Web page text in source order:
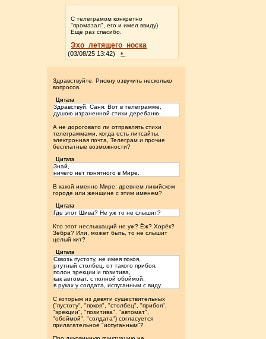
С телеграмом конкретно
"промазал", его и имел ввиду)
Ещё раз спасибо.
Эхо_летящего_носка
(03/08/25 13:42) •
Здравствуйте. Рискну озвучить несколько
вопросов.
Цитата
Здравствуй, Саня. Вот в телеграмме,
душою израненной стихи деребаню.
А не дороговато ли отправлять стихи
телеграммами, когда есть литсайты,
электронная почта, Телеграм и прочие
бесплатные возможности?
Цитата
Знай,
ничего нет понятного в Мире.
В какой именно Мире: древнем ликийском
городе или женщине с этим именем?
Цитата
Где этот Шива? Не уж то не слышит?
Кто этот неслышащий не уж? Ёж? Хорёк?
Зебра? Или, может быть, то не слышит
целый кит?
Цитата
Сквозь пустоту, не имея покоя,
ртутный столбец, от такого прибоя,
полон эрекции и позитива,
как автомат, с полной обоймой,
в руках у солдата, испуганным с виду.
С которым из девяти существительных
("пустоту", "покоя", "столбец", "прибоя",
"эрекции", "позитива", "автомат",
"обоймой", "солдата") согласуется
прилагательное "испуганным"?